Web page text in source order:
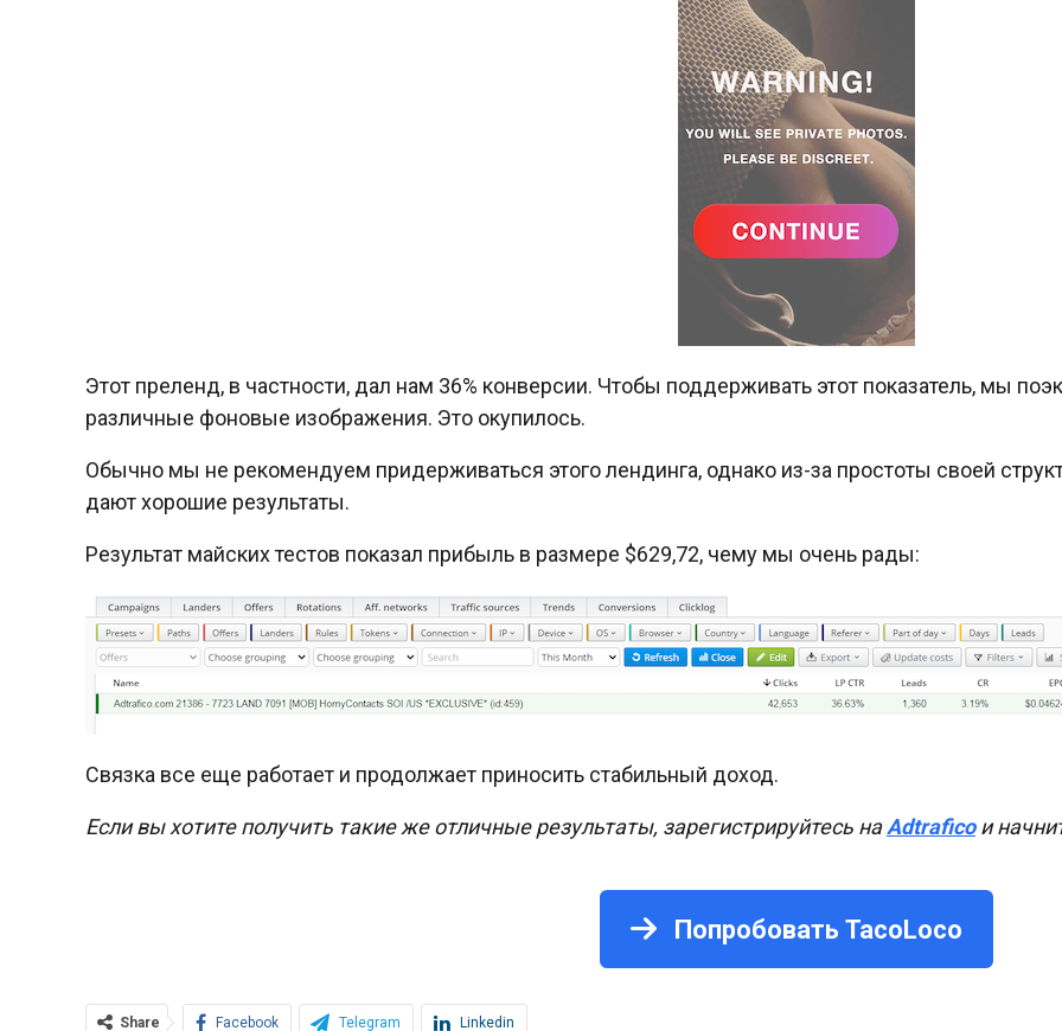
Этот преленд, в частности, дал нам 36% конверсии. Чтобы поддерживать этот показатель, мы
различные фоновые изображения. Это окупилось.
Обычно мы не рекомендуем придерживаться этого лендинга, однако из-за простоты своей
дают хорошие результаты.
Результат майских тестов показал прибыль в размере $629,72, чему мы очень рады:
Связка все еще работает и продолжает приносить стабильный доход.
Если вы хотите получить такие же отличные результаты, зарегистрируйтесь наAdtraficoи
Попробовать TacoLoco
Share Facebook Telegram Linkedin